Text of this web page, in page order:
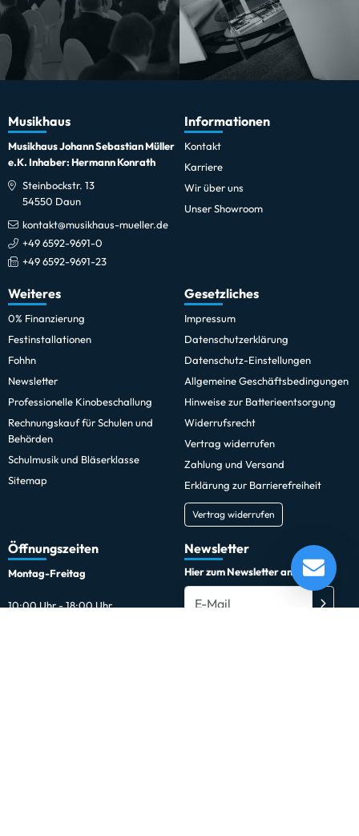
Musikhaus
Musikhaus Johann Sebastian Müller
e.K. Inhaber: Hermann Konrath
Steinbockstr. 13
54550 Daun
kontakt@musikhaus-mueller.de
+49 6592-9691-0
+49 6592-9691-23
Informationen
Kontakt
Karriere
Wir über uns
Unser Showroom
Weiteres
0% Finanzierung
Festinstallationen
Fohhn
Newsletter
Professionelle Kinobeschallung
Rechnungskauf für Schulen und
Behörden
Schulmusik und Bläserklasse
Sitemap
Gesetzliches
Impressum
Datenschutzerklärung
Datenschutz-Einstellungen
Allgemeine Geschäftsbedingungen
Hinweise zur Batterieentsorgung
Widerrufsrecht
Vertrag widerrufen
Zahlung und Versand
Erklärung zur Barrierefreiheit
Vertrag widerrufen
Öffnungszeiten
Montag-Freitag
10:00 Uhr - 18:00 Uhr
Newsletter
Hier zum Newsletter anmelden